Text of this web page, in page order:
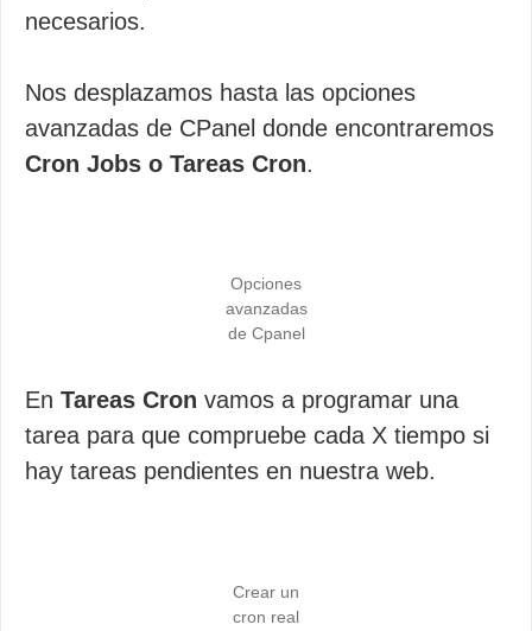
necesarios.
Nos desplazamos hasta las opciones
avanzadas de CPanel donde encontraremos
Cron Jobs o Tareas Cron.
Opciones
avanzadas
de Cpanel
En Tareas Cron vamos a programar una
tarea para que compruebe cada X tiempo si
hay tareas pendientes en nuestra web.
Crear un
cron real